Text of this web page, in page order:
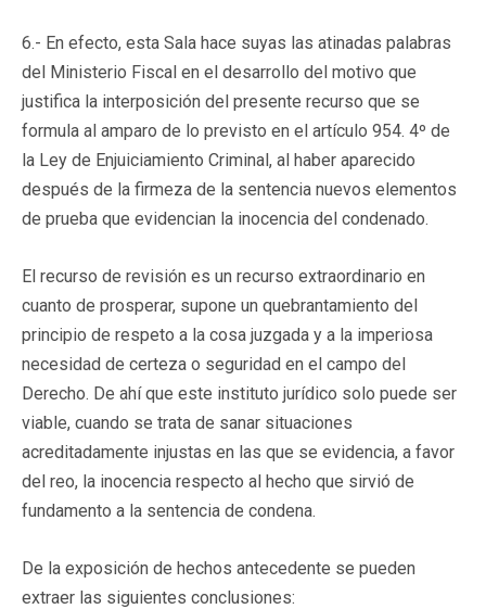
6.- En efecto, esta Sala hace suyas las atinadas palabras
del Ministerio Fiscal en el desarrollo del motivo que
justifica la interposición del presente recurso que se
formula al amparo de lo previsto en el artículo 954. 4º de
la Ley de Enjuiciamiento Criminal, al haber aparecido
después de la firmeza de la sentencia nuevos elementos
de prueba que evidencian la inocencia del condenado.
El recurso de revisión es un recurso extraordinario en
cuanto de prosperar, supone un quebrantamiento del
principio de respeto a la cosa juzgada y a la imperiosa
necesidad de certeza o seguridad en el campo del
Derecho. De ahí que este instituto jurídico solo puede ser
viable, cuando se trata de sanar situaciones
acreditadamente injustas en las que se evidencia, a favor
del reo, la inocencia respecto al hecho que sirvió de
fundamento a la sentencia de condena.
De la exposición de hechos antecedente se pueden
extraer las siguientes conclusiones: